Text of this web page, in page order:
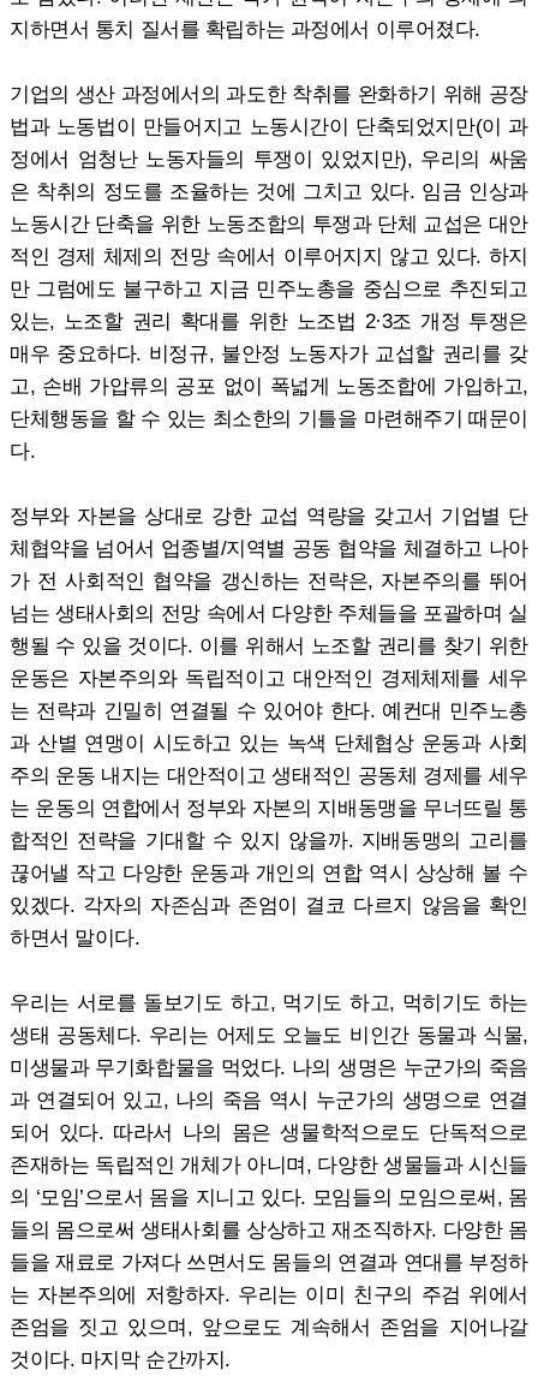
지하면서 통치 질서를 확립하는 과정에서 이루어졌다.
기업의 생산 과정에서의 과도한 착취를 완화하기 위해 공장
법과 노동법이 만들어지고 노동시간이 단축되었지만(이 과
정에서 엄청난 노동자들의 투쟁이 있었지만), 우리의 싸움
은 착취의 정도를 조율하는 것에 그치고 있다. 임금 인상과
노동시간 단축을 위한 노동조합의 투쟁과 단체 교섭은 대안
적인 경제 체제의 전망 속에서 이루어지지 않고 있다. 하지
만 그럼에도 불구하고 지금 민주노총을 중심으로 추진되고
있는, 노조할 권리 확대를 위한 노조법 2·3조 개정 투쟁은
매우 중요하다. 비정규, 불안정 노동자가 교섭할 권리를 갖
고, 손배 가압류의 공포 없이 폭넓게 노동조합에 가입하고,
단체행동을 할 수 있는 최소한의 기틀을 마련해주기 때문이
다.
정부와 자본을 상대로 강한 교섭 역량을 갖고서 기업별 단
체협약을 넘어서 업종별/지역별 공동 협약을 체결하고 나아
가 전 사회적인 협약을 갱신하는 전략은, 자본주의를 뛰어
넘는 생태사회의 전망 속에서 다양한 주체들을 포괄하며 실
행될 수 있을 것이다. 이를 위해서 노조할 권리를 찾기 위한
운동은 자본주의와 독립적이고 대안적인 경제체제를 세우
는 전략과 긴밀히 연결될 수 있어야 한다. 예컨대 민주노총
과 산별 연맹이 시도하고 있는 녹색 단체협상 운동과 사회
주의 운동 내지는 대안적이고 생태적인 공동체 경제를 세우
는 운동의 연합에서 정부와 자본의 지배동맹을 무너뜨릴 통
합적인 전략을 기대할 수 있지 않을까. 지배동맹의 고리를
끊어낼 작고 다양한 운동과 개인의 연합 역시 상상해 볼 수
있겠다. 각자의 자존심과 존엄이 결코 다르지 않음을 확인
하면서 말이다.
우리는 서로를 돌보기도 하고, 먹기도 하고, 먹히기도 하는
생태 공동체다. 우리는 어제도 오늘도 비인간 동물과 식물,
미생물과 무기화합물을 먹었다. 나의 생명은 누군가의 죽음
과 연결되어 있고, 나의 죽음 역시 누군가의 생명으로 연결
되어 있다. 따라서 나의 몸은 생물학적으로도 단독적으로
존재하는 독립적인 개체가 아니며, 다양한 생물들과 시신들
의 ‘모임’으로서 몸을 지니고 있다. 모임들의 모임으로써, 몸
들의 몸으로써 생태사회를 상상하고 재조직하자. 다양한 몸
들을 재료로 가져다 쓰면서도 몸들의 연결과 연대를 부정하
는 자본주의에 저항하자. 우리는 이미 친구의 주검 위에서
존엄을 짓고 있으며, 앞으로도 계속해서 존엄을 지어나갈
것이다. 마지막 순간까지.